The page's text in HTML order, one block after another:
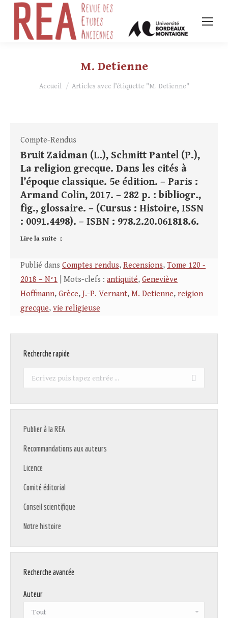
M. Detienne
Vous êtes ici :
Accueil Articles avec l’étiquette "M. Detienne"
Compte-Rendus
Bruit Zaidman (L.), Schmitt Pantel (P.),
La religion grecque. Dans les cités à
l’époque classique. 5e édition. – Paris :
Armand Colin, 2017. – 282 p. : bibliogr.,
fig., glossaire. – (Cursus : Histoire, ISSN
: 0091.4498). – ISBN : 978.2.20.061818.6.
Lire la suite
Publié dans Comptes rendus, Recensions, Tome 120 -
2018 – N°1 | Mots-clefs : antiquité, Geneviève
Hoffmann, Grèce, J.-P. Vernant, M. Detienne, reigion
grecque, vie religieuse
Recherche rapide
Recherche
Publier à la REA
Recommandations aux auteurs
Licence
Comité éditorial
Conseil scientifique
Notre histoire
Recherche avancée
Auteur